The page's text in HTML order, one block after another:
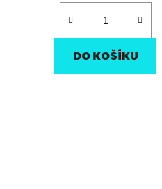
DO KOŠÍKU